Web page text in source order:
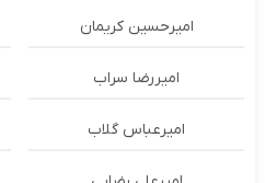
امیرحسین کریمان
امیررضا سراب
امیرعباس گلاب